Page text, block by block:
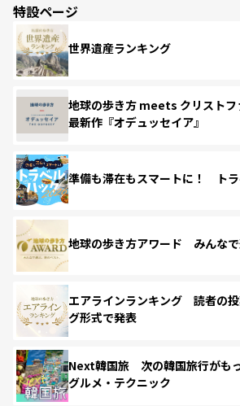
特設ページ
世界遺産ランキング
地球の歩き方 meets クリストフ
最新作『オデュッセイア』
準備も滞在もスマートに！ ト
地球の歩き方アワード みんなで
エアラインランキング 読者の
グ形式で発表
Next韓国旅 次の韓国旅行がも
グルメ・テクニック